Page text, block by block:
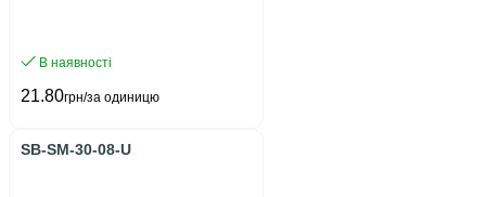
В наявності
21.80грн/за одиницю
SB-SM-30-08-U